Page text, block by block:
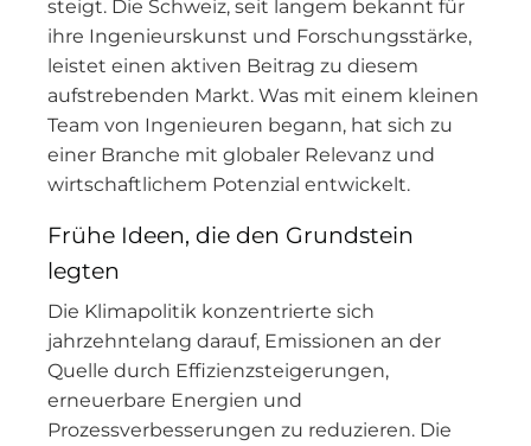
steigt. Die Schweiz, seit langem bekannt für
ihre Ingenieurskunst und Forschungsstärke,
leistet einen aktiven Beitrag zu diesem
aufstrebenden Markt. Was mit einem kleinen
Team von Ingenieuren begann, hat sich zu
einer Branche mit globaler Relevanz und
wirtschaftlichem Potenzial entwickelt.
Frühe Ideen, die den Grundstein
legten
Die Klimapolitik konzentrierte sich
jahrzehntelang darauf, Emissionen an der
Quelle durch Effizienzsteigerungen,
erneuerbare Energien und
Prozessverbesserungen zu reduzieren. Die